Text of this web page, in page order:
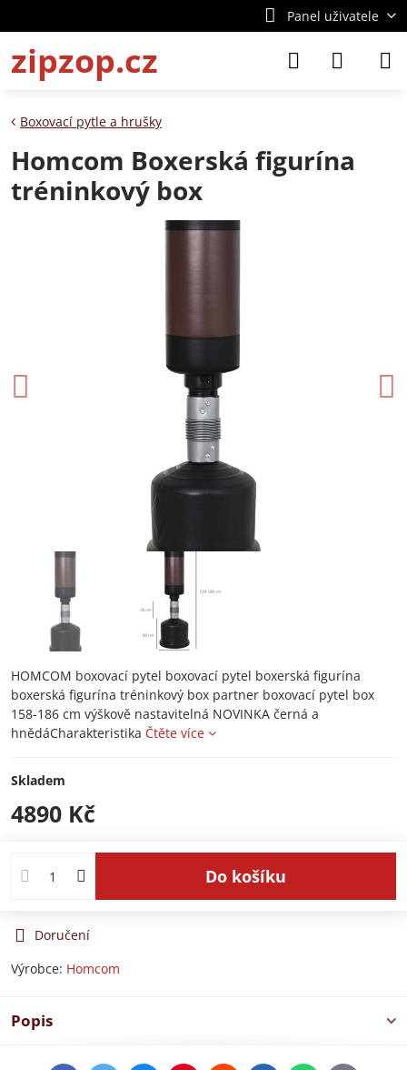
Panel uživatele
zipzop.cz
Boxovací pytle a hrušky
Homcom Boxerská figurína
tréninkový box
HOMCOM boxovací pytel boxovací pytel boxerská figurína
boxerská figurína tréninkový box partner boxovací pytel box
158-186 cm výškově nastavitelná NOVINKA černá a
hnědáCharakteristika Čtěte více
Skladem
4890 Kč
Do košíku
Doručení
Výrobce: Homcom
Popis